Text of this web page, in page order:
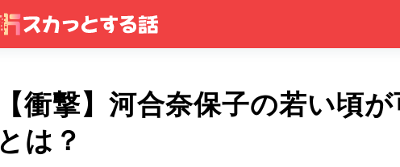
【衝撃】河合奈保子の若い頃
とは？